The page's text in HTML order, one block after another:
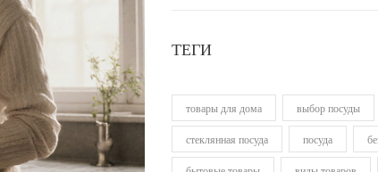
ТЕГИ
товары для дома выбор посуды
стеклянная посуда посуда